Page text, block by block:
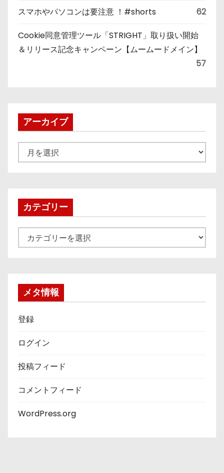
スマホやパソコンは要注意 ！#shorts 62
Cookie同意管理ツール「STRIGHT」取り扱い開始
＆リリース記念キャンペーン【ムームードメイン】
57
アーカイブ
ー
ブカテゴリー
テ
メタ情報
登録
ログイン
投稿フィード
コメントフィード
WordPress.org